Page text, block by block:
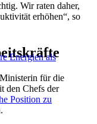
Wir raten daher,
erhöhen“, so
Energien als
für die
den Chefs der
Position zu